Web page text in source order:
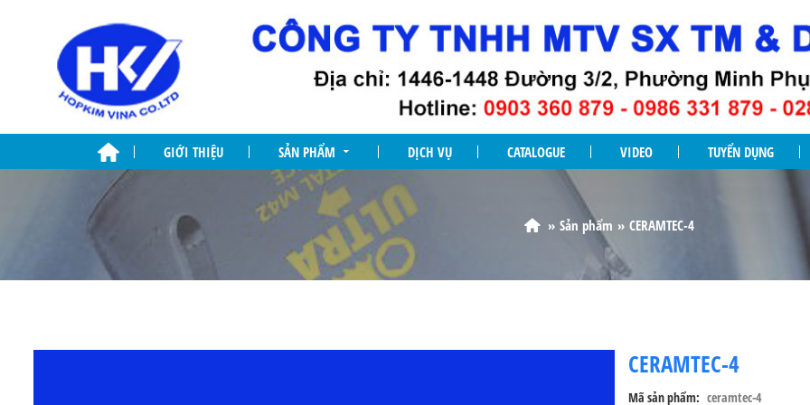
GIỚI THIỆU SẢN PHẨM DỊCH VỤ CATALOGUE VIDEO TUYỂN DỤNG
Sản phẩm CERAMTEC-4
CERAMTEC-4
Mã sản phẩm
ceramtec-4